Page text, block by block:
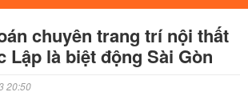
chuyên trang trí nội thất
Lập là biệt động Sài Gòn
20:50